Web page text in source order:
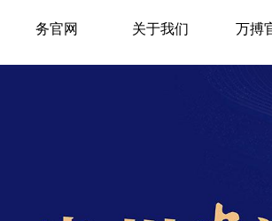
务官网 关于我们 万搏